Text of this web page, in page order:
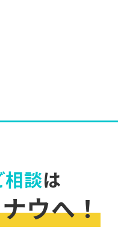
相談は
ウへ！